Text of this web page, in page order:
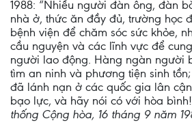
1988: “Nhiều người đàn ông, đàn
nhà ở, thức ăn đầy đủ, trường học
bệnh viện để chăm sóc sức khỏe,
cầu nguyện và các lĩnh vực để
người lao động. Hàng ngàn người
tìm an ninh và phương tiện sinh
đã lánh nạn ở các quốc gia lân
bạo lực, và hãy nói có với hòa
thống Cộng hòa, 16 tháng 9 năm